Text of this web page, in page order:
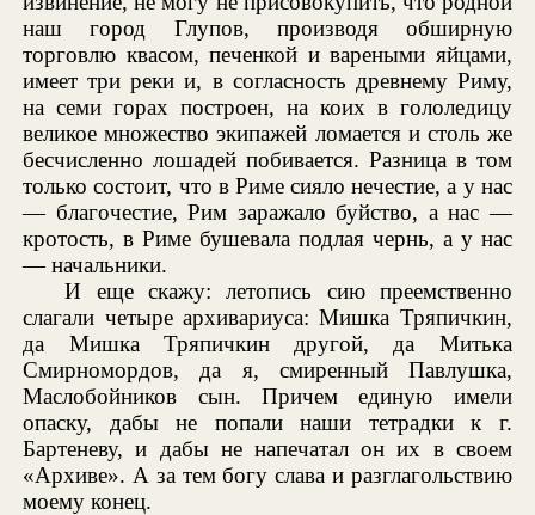
наш город Глупов, производя обширную
торговлю квасом, печенкой и вареными яйцами,
имеет три реки и, в согласность древнему Риму,
на семи горах построен, на коих в гололедицу
великое множество экипажей ломается и столь же
бесчисленно лошадей побивается. Разница в том
только состоит, что в Риме сияло нечестие, а у нас
— благочестие, Рим заражало буйство, а нас —
кротость, в Риме бушевала подлая чернь, а у нас
— начальники.
И еще скажу: летопись сию преемственно
слагали четыре архивариуса: Мишка Тряпичкин,
да Мишка Тряпичкин другой, да Митька
Смирномордов, да я, смиренный Павлушка,
Маслобойников сын. Причем единую имели
опаску, дабы не попали наши тетрадки к г.
Бартеневу, и дабы не напечатал он их в своем
«Архиве». А за тем богу слава и разглагольствию
моему конец.